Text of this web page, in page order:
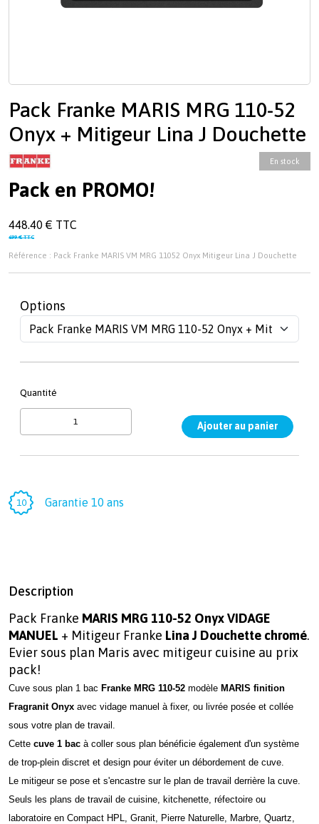
Pack Franke MARIS MRG 110-52
Onyx + Mitigeur Lina J Douchette
En stock
Pack en PROMO!
448.40 € TTC
699 € TTC
Référence : Pack Franke MARIS VM MRG 11052 Onyx Mitigeur Lina J Douchette
Options
Quantité
Garantie 10 ans
Description
Pack Franke MARIS MRG 110-52 OnyxVIDAGE
MANUEL + Mitigeur Franke Lina J Douchette chromé.
Evier sous plan Maris avec mitigeur cuisine au prix
pack!
Cuve sous plan 1 bac Franke MRG 110-52 modèle MARIS finition
Fragranit Onyx avec vidage manuel à fixer, ou livrée posée et collée
sous votre plan de travail.
Cette cuve 1 bac à coller sous plan bénéficie également d'un système
de trop-plein discret et design pour éviter un débordement de cuve.
Le mitigeur se pose et s'encastre sur le plan de travail derrière la cuve.
Seuls les plans de travail de cuisine, kitchenette, réfectoire ou
laboratoire en Compact HPL, Granit, Pierre Naturelle, Marbre, Quartz,